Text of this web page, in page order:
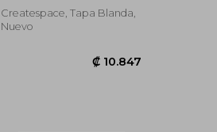
Createspace, Tapa Blanda,
Nuevo